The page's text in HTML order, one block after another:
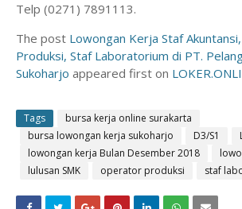
Telp (0271) 7891113.
The post Lowongan Kerja Staf
Produksi, Staf Laboratorium di PT.
Sukoharjo appeared first on
Tags
bursa kerja online surakarta
bursa lowongan kerja sukoharjo
D3/S1
lowongan kerja Bulan Desember 2018
lulusan SMK
operator produksi staf